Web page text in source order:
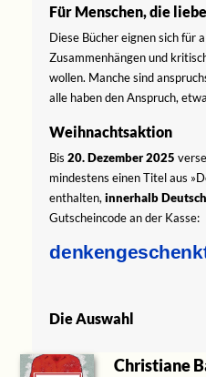
Für Menschen, die
Diese Bücher eignen sich für
Zusammenhängen und
wollen. Manche sind
alle haben den Anspruch,
Weihnachtsaktion
Bis20. Dezember 2025
mindestens einen Titel aus
enthalten,innerhalb
Gutscheincode an der Kasse:
Die Auswahl
Christiane